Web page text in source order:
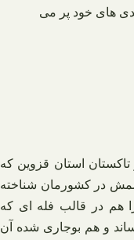
های خود پر می‌
استان قزوین که
در کشورمان شناخته
هم در قالب فله‌ ای که
و هم بوجاری شده آن